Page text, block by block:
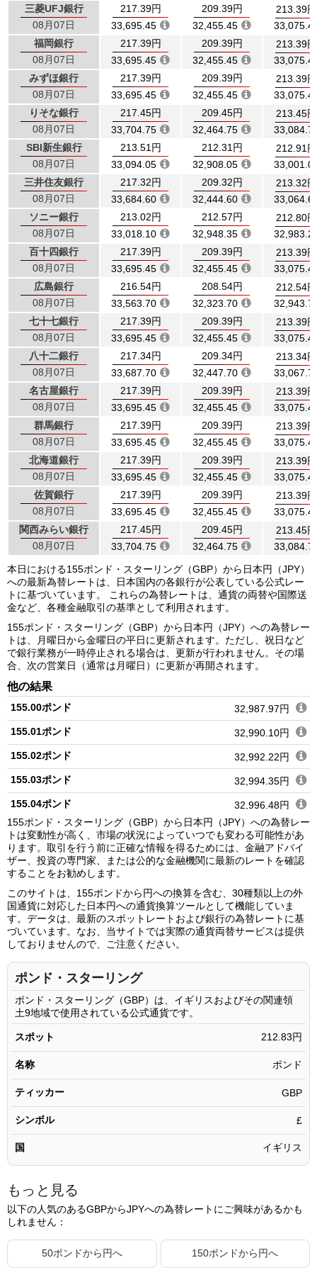
三菱UFJ銀行
08月07日
217.39円
33,695.45
209.39円
32,455.45
213.39円
福岡銀行
08月07日
217.39円
33,695.45
209.39円
32,455.45
213.39円
みずほ銀行
08月07日
217.39円
33,695.45
209.39円
32,455.45
213.39円
りそな銀行
08月07日
217.45円
33,704.75
209.45円
32,464.75
213.45円
SBI新生銀行
08月07日
213.51円
33,094.05
212.31円
32,908.05
212.91円
三井住友銀行
08月07日
217.32円
33,684.60
209.32円
32,444.60
213.32円
ソニー銀行
08月07日
213.02円
33,018.10
212.57円
32,948.35
212.80円
百十四銀行
08月07日
217.39円
33,695.45
209.39円
32,455.45
213.39円
広島銀行
08月07日
216.54円
33,563.70
208.54円
32,323.70
212.54円
七十七銀行
08月07日
217.39円
33,695.45
209.39円
32,455.45
213.39円
八十二銀行
08月07日
217.34円
33,687.70
209.34円
32,447.70
213.34円
名古屋銀行
08月07日
217.39円
33,695.45
209.39円
32,455.45
213.39円
群馬銀行
08月07日
217.39円
33,695.45
209.39円
32,455.45
213.39円
北海道銀行
08月07日
217.39円
33,695.45
209.39円
32,455.45
213.39円
佐賀銀行
08月07日
217.39円
33,695.45
209.39円
32,455.45
213.39円
関西みらい銀行
08月07日
217.45円
33,704.75
209.45円
32,464.75
213.45円
本日における155ポンド・スターリング（GBP）から日本円（JPY）
への最新為替レートは、日本国内の各銀行が公表している公式レー
トに基づいています。 これらの為替レートは、通貨の両替や国際送
金など、各種金融取引の基準として利用されます。
155ポンド・スターリング（GBP）から日本円（JPY）への為替レー
トは、月曜日から金曜日の平日に更新されます。ただし、祝日など
で銀行業務が一時停止される場合は、更新が行われません。その場
合、次の営業日（通常は月曜日）に更新が再開されます。
他の結果
155.00ポンド
32,987.97円
155.01ポンド
32,990.10円
155.02ポンド
32,992.22円
155.03ポンド
32,994.35円
155.04ポンド
32,996.48円
155.05ポンド
32,998.61円
155.06ポンド
33,000.74円
155.07ポンド
155.08ポンド
33,004.99円
155.09ポンド
33,007.12円
155.10ポンド
155.11ポンド
155.12ポンド
33,013.51円
155.13ポンド
33,015.64円
155.14ポンド
155.15ポンド
33,019.89円
155.16ポンド
33,022.02円
155.17ポンド
155.18ポンド
33,026.28円
155.19ポンド
33,028.40円
155.20ポンド
155.21ポンド
33,032.66円
155.22ポンド
33,034.79円
155.23ポンド
155ポンド・スターリング（GBP）から日本円（JPY）への為替レー
トは変動性が高く、市場の状況によっていつでも変わる可能性があ
ります。取引を行う前に正確な情報を得るためには、金融アドバイ
ザー、投資の専門家、または公的な金融機関に最新のレートを確認
することをお勧めします。
このサイトは、155ポンドから円への換算を含む、30種類以上の外
国通貨に対応した日本円への通貨換算ツールとして機能していま
す。データは、最新のスポットレートおよび銀行の為替レートに基
づいています。なお、当サイトでは実際の通貨両替サービスは提供
しておりませんので、ご注意ください。
ポンド・スターリング
ポンド・スターリング（GBP）は、イギリスおよびその関連領
土9地域で使用されている公式通貨です。
スポット 212.83円
名称 ポンド
ティッカー GBP
シンボル £
国 イギリス
もっと見る
以下の人気のあるGBPからJPYへの為替レートにご興味があるかも
しれません：
50ポンドから円へ 150ポンドから円へ